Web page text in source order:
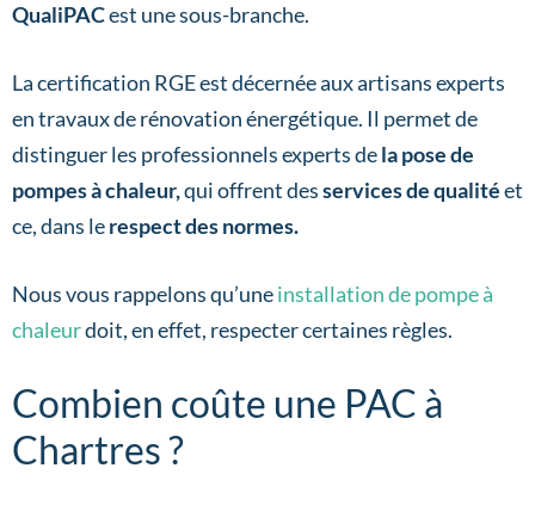
QualiPACest une sous-branche.
La certification RGE est décernée aux artisans experts
en travaux de rénovation énergétique. Il permet de
distinguer les professionnels experts dela pose de
pompes à chaleur,qui offrent desservices de qualitéet
ce, dans lerespect des normes.
Nous vous rappelons qu’uneinstallation de pompe à
chaleurdoit, en effet, respecter certaines règles.
Combien coûte une PAC à
Chartres ?